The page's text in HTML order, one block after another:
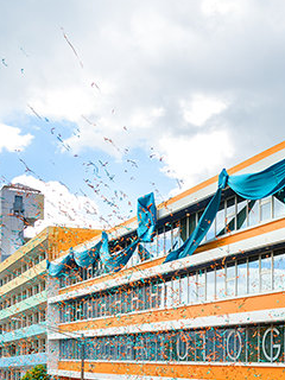
über Scientology
Scientologen kennen
Scientology Kirche
der Scientology
in die Dianetik
– Was ist Größe?
Freewinds
Scientology für die Welt